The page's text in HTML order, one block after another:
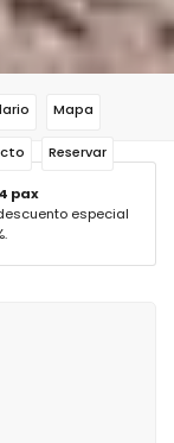
Mapa
Reservar
pax
especial